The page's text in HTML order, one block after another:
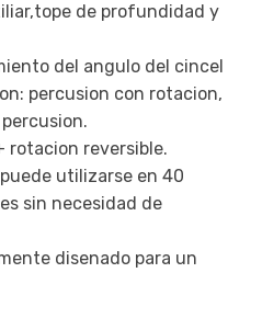
de profundidad y
del angulo del cincel
percusion con rotacion,
rotacion reversible.
utilizarse en 40
sin necesidad de
disenado para un